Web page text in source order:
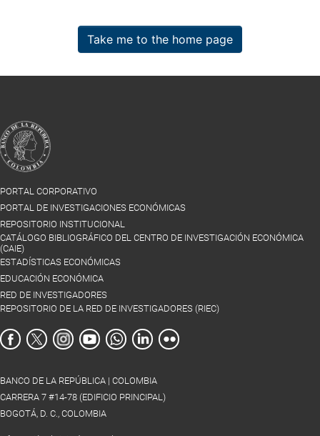
Take me to the home page
PORTAL CORPORATIVO
PORTAL DE INVESTIGACIONES ECONÓMICAS
REPOSITORIO INSTITUCIONAL
CATÁLOGO BIBLIOGRÁFICO DEL CENTRO DE INVESTIGACIÓN ECONÓMICA
(CAIE)
ESTADÍSTICAS ECONÓMICAS
EDUCACIÓN ECONÓMICA
RED DE INVESTIGADORES
REPOSITORIO DE LA RED DE INVESTIGADORES (RIEC)
BANCO DE LA REPÚBLICA | COLOMBIA
CARRERA 7 #14-78 (EDIFICIO PRINCIPAL)
BOGOTÁ, D. C., COLOMBIA